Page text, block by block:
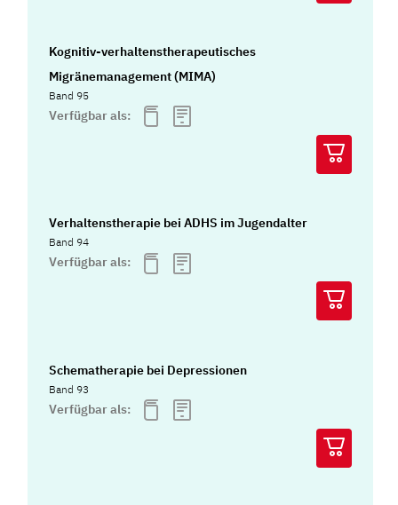
Kognitiv-verhaltenstherapeutisches
Migränemanagement (MIMA)
Band 95
Verfügbar als:
Verhaltenstherapie bei ADHS im Jugendalter
Band 94
Verfügbar als:
Schematherapie bei Depressionen
Band 93
Verfügbar als: